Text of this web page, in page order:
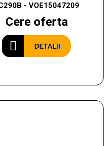
- VOE15047209
Cere oferta
DETALII